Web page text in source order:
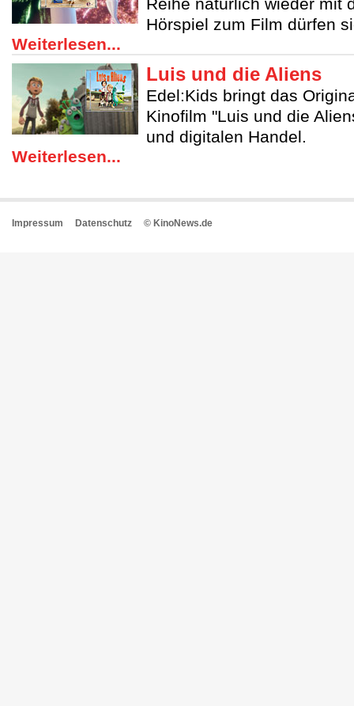
Hörspiel zum Film dürfen
Weiterlesen...
Luis und die Aliens
Edel:Kids bringt das
Kinofilm "Luis und die
und digitalen Handel.
Weiterlesen...
Impressum Datenschutz © KinoNews.de